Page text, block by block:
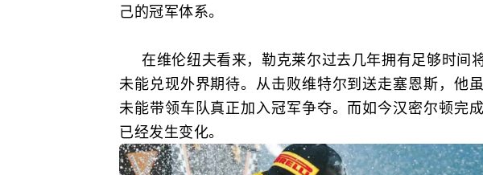
己的冠军体系。
在维伦纽夫看来，勒克莱尔过去几年拥有足够时间
未能兑现外界期待。从击败维特尔到送走塞恩斯，他
未能带领车队真正加入冠军争夺。而如今汉密尔顿完
已经发生变化。